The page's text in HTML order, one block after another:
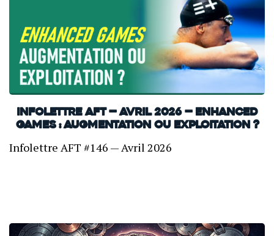
INFOLETTRE AFT — Avril 2026 — Enhanced
Games : Augmentation ou exploitation ?
Infolettre AFT #146 — Avril 2026